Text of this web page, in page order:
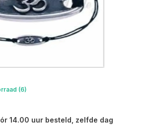
(6)
14.00 uur besteld, zelfde dag